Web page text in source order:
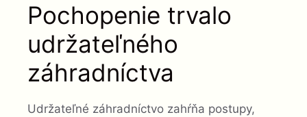
Pochopenie trvalo
udržateľného
záhradníctva
Udržateľné záhradníctvo zahŕňa postupy,